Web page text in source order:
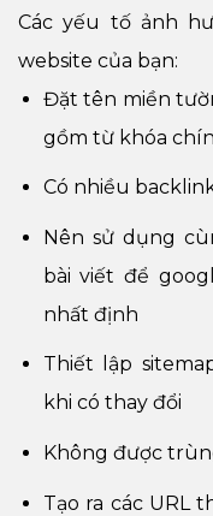
Các yếu tố ảnh
website của bạn:
Đặt tên miền
gồm từ khóa
Có nhiều
Nên sử dụng
bài viết để
nhất định
Thiết lập
khi có thay đổi
Không được
Tạo ra các URL